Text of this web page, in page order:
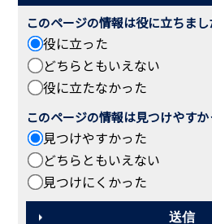
このページの情報は役に立ちまし
役に立った
どちらともいえない
役に立たなかった
このページの情報は見つけやすか
見つけやすかった
どちらともいえない
見つけにくかった